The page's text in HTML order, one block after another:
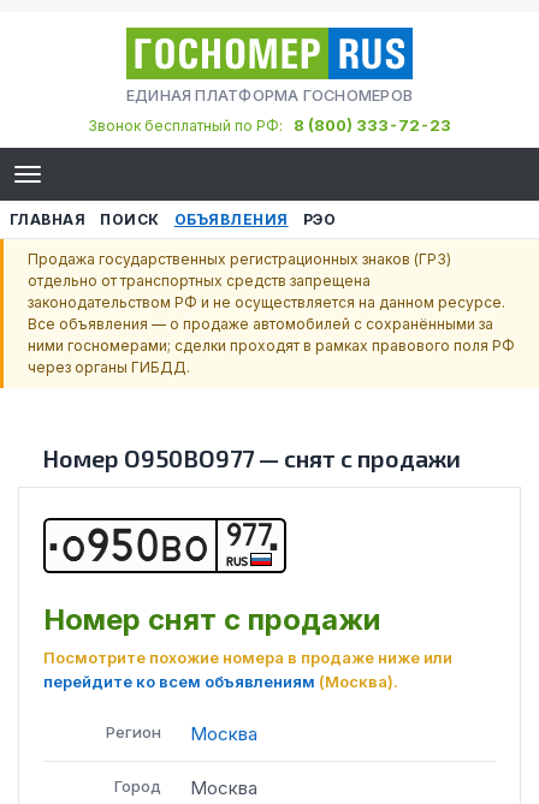
ЕДИНАЯ ПЛАТФОРМА ГОСНОМЕРОВ
Звонок бесплатный по РФ:
8 (800) 333-72-23
ГЛАВНАЯ ПОИСК ОБЪЯВЛЕНИЯ РЭО
Продажа государственных регистрационных знаков (ГРЗ)
отдельно от транспортных средств запрещена
законодательством РФ и не осуществляется на данном ресурсе.
Все объявления — о продаже автомобилей с сохранёнными за
ними госномерами; сделки проходят в рамках правового поля РФ
через органы ГИБДД.
Номер О950ВО977— снят с продажи
О950ВО 977
RUS
Номер снят с продажи
Посмотрите похожие номера в продаже ниже или
перейдите ко всем объявлениям (Москва).
Регион Москва
Город Москва